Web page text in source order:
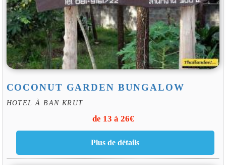
COCONUT GARDEN BUNGALOW
HOTEL À BAN KRUT
de 13 à 26€